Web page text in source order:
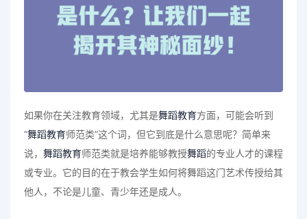
如果你在关注教育领域，尤其是舞蹈教育方面，可能会听到
“舞蹈教育师范类”这个词，但它到底是什么意思呢？简单来
说， 舞蹈教育师范类就是培养能够教授舞蹈的专业人才的课程
或专业。它的目的在于教会学生如何将舞蹈这门艺术传授给其
他人，不论是儿童、青少年还是成人。